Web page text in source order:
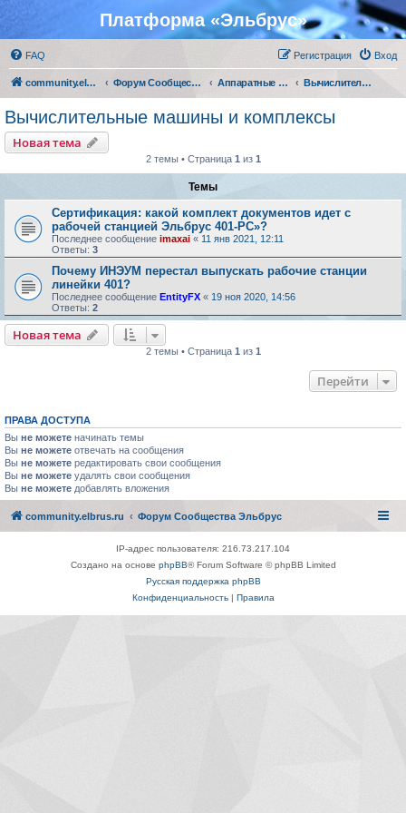
Платформа «Эльбрус»
FAQ Вход
Регистрация
community.elbrus.ru Форум Сообщества Эльбрус Аппаратные решения АО "МЦСТ" Вычислительные машины и комплексы
Вычислительные машины и комплексы
Новая тема
2 темы • Страница 1 из 1
Темы
Сертификация: какой комплект документов идет с
рабочей станцией Эльбрус 401-РС»?
Последнее сообщение imaxai « 11 янв 2021, 12:11
Ответы: 3
Почему ИНЭУМ перестал выпускать рабочие станции
линейки 401?
Последнее сообщение EntityFX « 19 ноя 2020, 14:56
Ответы: 2
Новая тема
2 темы • Страница 1 из 1
Перейти
ПРАВА ДОСТУПА
Вы не можете начинать темы
Вы не можете отвечать на сообщения
Вы не можете редактировать свои сообщения
Вы не можете удалять свои сообщения
Вы не можете добавлять вложения
community.elbrus.ru Форум Сообщества Эльбрус
IP-адрес пользователя: 216.73.217.104
Создано на основе phpBB® Forum Software © phpBB Limited
Русская поддержка phpBB
Конфиденциальность| Правила